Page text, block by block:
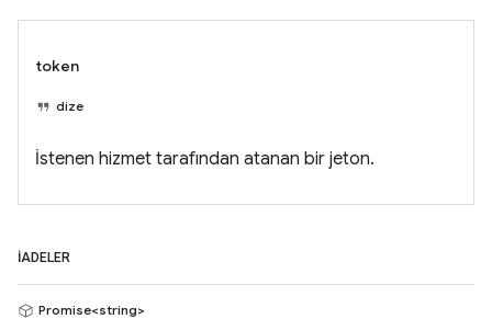
token
dize
İstenen hizmet tarafından atanan bir jeton.
İADELER
Promise<string>